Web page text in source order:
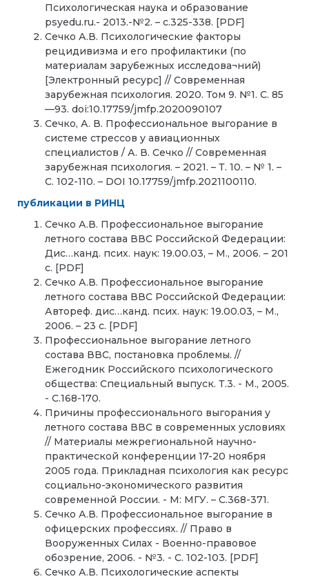
Психологическая наука и образование
psyedu.ru.- 2013.-№2. – с.325-338. [PDF]
Сечко А.В. Психологические факторы
рецидивизма и его профилактики (по
материалам зарубежных исследова¬ний)
[Электронный ресурс] // Современная
зарубежная психология. 2020. Том 9. №1. С. 85
—93. doi:10.17759/jmfp.2020090107
Сечко, А. В. Профессиональное выгорание в
системе стрессов у авиационных
специалистов / А. В. Сечко // Современная
зарубежная психология. – 2021. – Т. 10. – № 1. –
С. 102-110. – DOI 10.17759/jmfp.2021100110.
публикации в РИНЦ
Сечко А.В. Профессиональное выгорание
летного состава ВВС Российской Федерации:
Дис…канд. псих. наук: 19.00.03, – М., 2006. – 201
с. [PDF]
Сечко А.В. Профессиональное выгорание
летного состава ВВС Российской Федерации:
Автореф. дис…канд. псих. наук: 19.00.03, – М.,
2006. – 23 с. [PDF]
Профессиональное выгорание летного
состава ВВС, постановка проблемы. //
Ежегодник Российского психологического
общества: Специальный выпуск. Т.3. - М., 2005.
- С.168-170.
Причины профессионального выгорания у
летного состава ВВС в современных условиях
// Материалы межрегиональной научно-
практической конференции 17-20 ноября
2005 года. Прикладная психология как ресурс
социально-экономического развития
современной России. - М: МГУ. – С.368-371.
Сечко А.В. Профессиональное выгорание в
офицерских профессиях. // Право в
Вооруженных Силах - Военно-правовое
обозрение, 2006. - №3. - С. 102-103. [PDF]
Сечко А.В. Психологические аспекты